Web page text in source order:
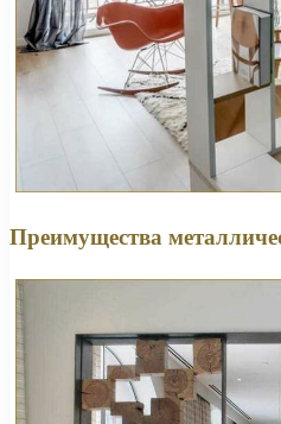
Преимущества